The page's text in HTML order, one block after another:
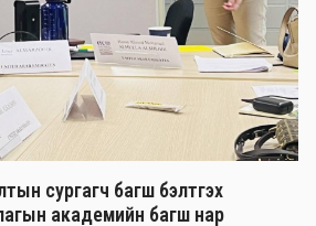
сургагч багш бэлтгэх
академийн багш нар